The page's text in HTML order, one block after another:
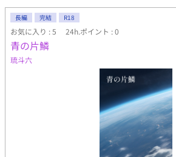
長編 完結 R18
お気に入り : 5 24h.ポイント : 0
青の片鱗
琉斗六